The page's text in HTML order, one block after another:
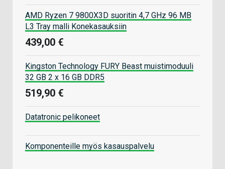
AMD Ryzen 7 9800X3D suoritin 4,7 GHz 96 MB
L3 Tray malli Konekasauksiin
439,00 €
Kingston Technology FURY Beast muistimoduuli
32 GB 2 x 16 GB DDR5
519,90 €
Datatronic pelikoneet
Komponenteille myös kasauspalvelu